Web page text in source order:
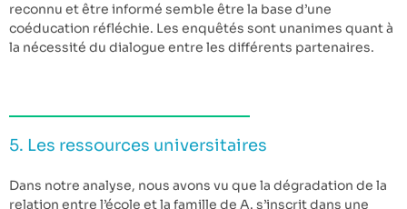
reconnu et être informé semble être la base d’une
coéducation réfléchie. Les enquêtés sont unanimes quant à
la nécessité du dialogue entre les différents partenaires.
5. Les ressources universitaires
Dans notre analyse, nous avons vu que la dégradation de la
relation entre l’école et la famille de A. s’inscrit dans une